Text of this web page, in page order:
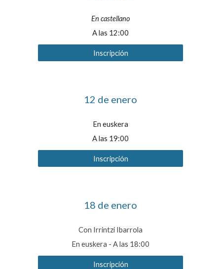
En castellano
A las 12:00
Inscripción
12 de enero
En euskera
A las 19:00
Inscripción
18 de enero
Con Irrintzi Ibarrola
En euskera - A las 18:00
Inscripción